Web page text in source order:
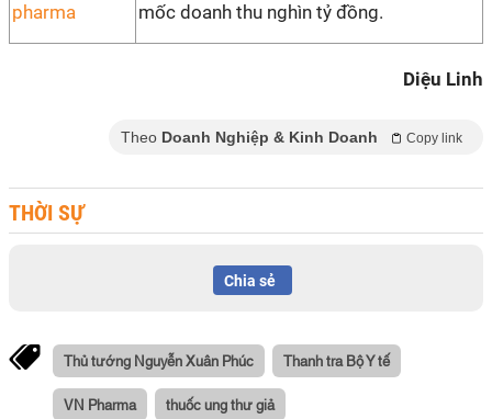
mốc doanh thu nghìn tỷ đồng.
Diệu Linh
Theo Doanh Nghiệp & Kinh Doanh Copy link
THỜI SỰ
Chia sẻ
Thủ tướng Nguyễn Xuân Phúc Thanh tra Bộ Y tế
VN Pharma thuốc ung thư giả